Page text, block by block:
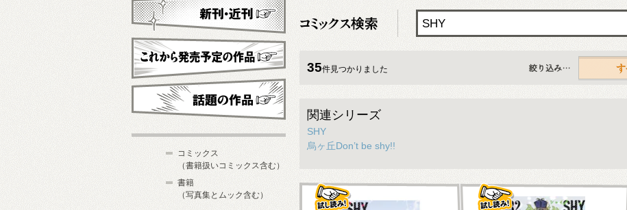
35件見つかりました
すべて
関連シリーズ
SHY
烏ヶ丘Don’t be shy!!
新刊・近刊
これから発売予定
コミックス
（書籍扱いコミックス含む）
書籍
（写真集とムック含む）